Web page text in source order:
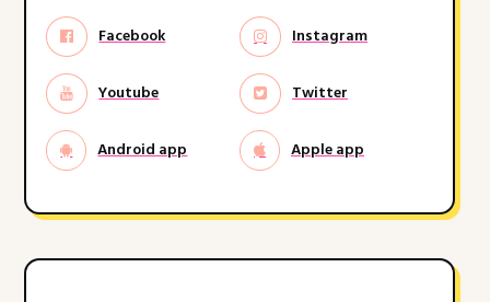
Facebook Instagram
Youtube Twitter
Android app Apple app